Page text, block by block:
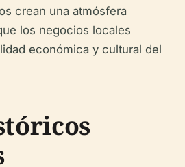
crean una atmósfera
los negocios locales
económica y cultural del